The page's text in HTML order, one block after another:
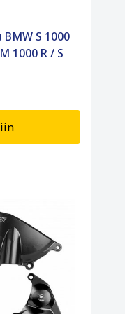
S 1000
1000 R / S